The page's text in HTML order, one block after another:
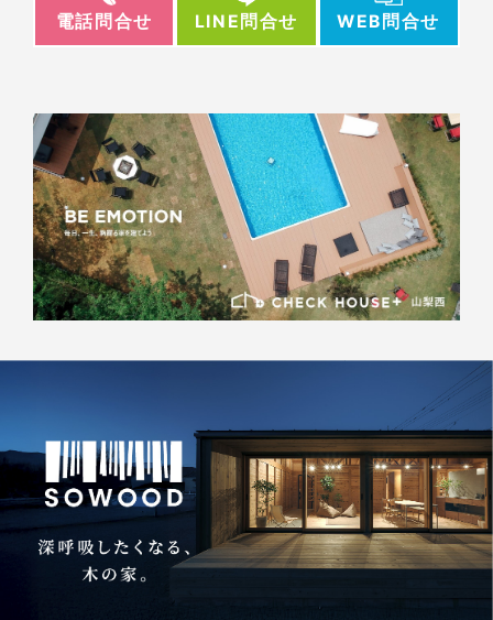
電話問合せ LINE問合せ WEB問合せ